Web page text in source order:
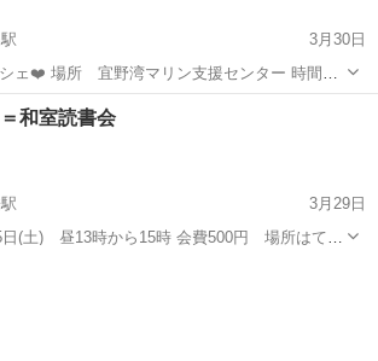
3月30日
ェ❤️ 場所 宜野湾マリン支援センター 時間
しんで頂けると思います♪是非遊びに来て下さい
島駅 その他
和室読書会
3月29日
日(土) 昼13時から15時 会費500円 場所はてぃ